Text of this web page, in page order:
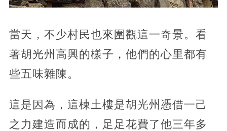
當天，不少村民也來圍觀這一奇景。看
著胡光州高興的樣子，他們的心里都有
些五味雜陳。
這是因為，這棟土樓是胡光州憑借一己
之力建造而成的，足足花費了他三年多